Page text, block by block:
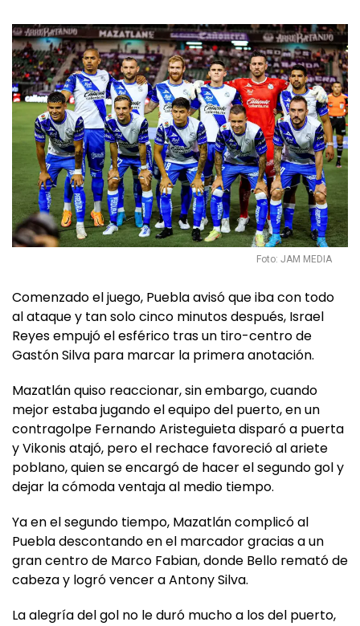
Foto: JAM MEDIA
Comenzado el juego, Puebla avisó que iba con todo
al ataque y tan solo cinco minutos después, Israel
Reyes empujó el esférico tras un tiro-centro de
Gastón Silva para marcar la primera anotación.
Mazatlán quiso reaccionar, sin embargo, cuando
mejor estaba jugando el equipo del puerto, en un
contragolpe Fernando Aristeguieta disparó a puerta
y Vikonis atajó, pero el rechace favoreció al ariete
poblano, quien se encargó de hacer el segundo gol y
dejar la cómoda ventaja al medio tiempo.
Ya en el segundo tiempo, Mazatlán complicó al
Puebla descontando en el marcador gracias a un
gran centro de Marco Fabian, donde Bello remató de
cabeza y logró vencer a Antony Silva.
La alegría del gol no le duró mucho a los del puerto,